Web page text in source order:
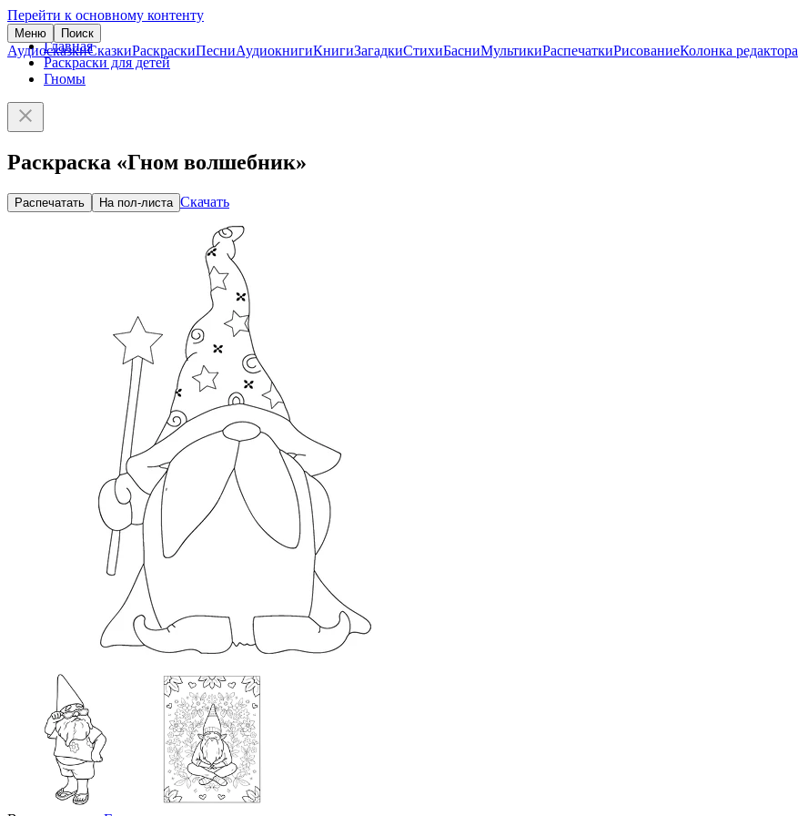
Перейти к основному контенту
Меню Поиск
АудиосказкиСказкиРаскраскиПесниАудиокнигиКнигиЗагадкиСтихиБасниМультикиРаспечаткиРисованиеКолонка редактора
Главная
Раскраски для детей
Гномы
Раскраска «Гном волшебник»
Распечатать На пол-листа Скачать